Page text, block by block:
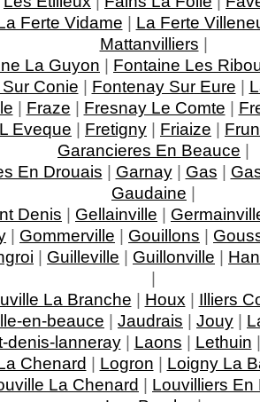
Ferte Vidame | La Ferte
Mattanvilliers |
La Guyon | Fontaine Les
Conie | Fontenay Sur Eure |
| Fraze | Fresnay Le Comte |
Eveque | Fretigny | Friaize |
Garancieres En Beauce |
En Drouais | Garnay| Gas |
Gaudaine |
Denis | Gellainville |
| Gommerville | Gouillons |
| Guilleville | Guillonville |
|
La Branche | Houx | Illiers
en-beauce | Jaudrais | Jouy |
denis-lanneray| Laons | Lethuin
Chenard | Logron | Loigny La
La Chenard | Louvilliers En